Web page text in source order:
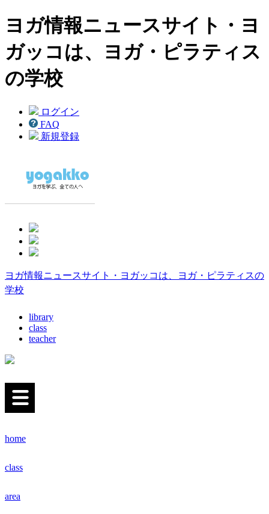
ヨガ情報ニュースサイト・ヨ
ガッコは、ヨガ・ピラティス
の学校
ログイン
FAQ
新規登録
ヨガ情報ニュースサイト・ヨガッコは、ヨガ・ピラティスの
学校
library
class
teacher
home
class
area